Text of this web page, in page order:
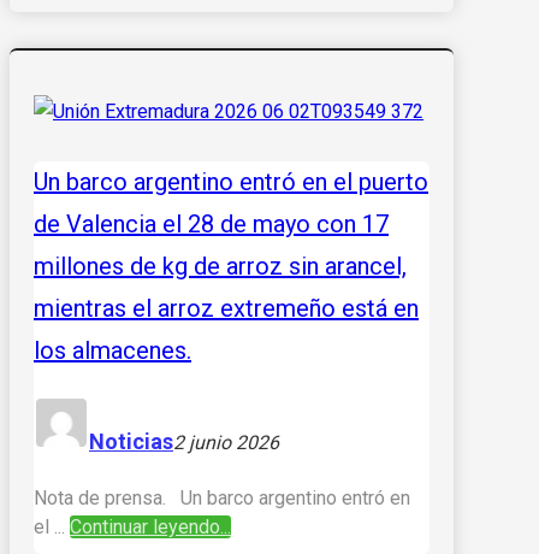
Un barco argentino entró en el puerto
de Valencia el 28 de mayo con 17
millones de kg de arroz sin arancel,
mientras el arroz extremeño está en
los almacenes.
Noticias2 junio 2026
Nota de prensa. Un barco argentino entró en
el ... Continuar leyendo...